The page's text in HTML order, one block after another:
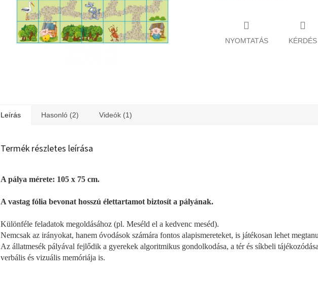
NYOMTATÁS KÉRDÉS
Leírás Hasonló (2) Videók (1)
Termék részletes leírása
A pálya mérete: 105 x 75 cm.
A vastag fólia bevonat hosszú élettartamot biztosít a pályának.
Különféle feladatok megoldásához (pl. Meséld el a kedvenc meséd).
Nemcsak az irányokat, hanem óvodások számára fontos alapismereteket, is játékosan lehet
Az állatmesék pályával fejlődik a gyerekek algoritmikus gondolkodása, a tér és síkbeli
verbális és vizuális memóriája is.